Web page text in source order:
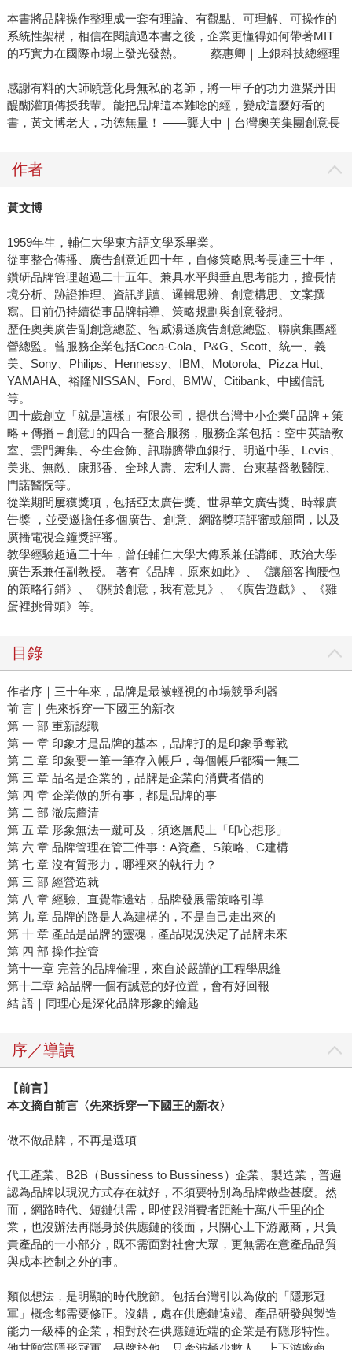
本書將品牌操作整理成一套有理論、有觀點、可理解、可操作的
系統性架構，相信在閱讀過本書之後，企業更懂得如何帶著MIT
的巧實力在國際市場上發光發熱。 ——蔡惠卿｜上銀科技總經理
感謝有料的大師願意化身無私的老師，將一甲子的功力匯聚丹田
醍醐灌頂傳授我輩。能把品牌這本難唸的經，變成這麼好看的
書，黃文博老大，功德無量！ ——龔大中｜台灣奧美集團創意長
作者
黃文博
1959年生，輔仁大學東方語文學系畢業。
從事整合傳播、廣告創意近四十年，自修策略思考長達三十年，
鑽研品牌管理超過二十五年。兼具水平與垂直思考能力，擅長情
境分析、跡證推理、資訊判讀、邏輯思辨、創意構思、文案撰
寫。目前仍持續從事品牌輔導、策略規劃與創意發想。
歷任奧美廣告副創意總監、智威湯遜廣告創意總監、聯廣集團經
營總監。曾服務企業包括Coca-Cola、P&G、Scott、統一、義
美、Sony、Philips、Hennessy、IBM、Motorola、Pizza Hut、
YAMAHA、裕隆NISSAN、Ford、BMW、Citibank、中國信託
等。
四十歲創立「就是這樣」有限公司，提供台灣中小企業｢品牌＋策
略＋傳播＋創意｣的四合一整合服務，服務企業包括：空中英語教
室、雲門舞集、今生金飾、訊聯臍帶血銀行、明道中學、Levis、
美兆、無敵、康那香、全球人壽、宏利人壽、台東基督教醫院、
門諾醫院等。
從業期間屢獲獎項，包括亞太廣告獎、世界華文廣告獎、時報廣
告獎 ，並受邀擔任多個廣告、創意、網路獎項評審或顧問，以及
廣播電視金鐘獎評審。
教學經驗超過三十年，曾任輔仁大學大傳系兼任講師、政治大學
廣告系兼任副教授。 著有《品牌，原來如此》、《讓顧客掏腰包
的策略行銷》、《關於創意，我有意見》、《廣告遊戲》、《雞
蛋裡挑骨頭》等。
目錄
作者序｜三十年來，品牌是最被輕視的市場競爭利器
前 言｜先來拆穿一下國王的新衣
第 一 部 重新認識
第 一 章 印象才是品牌的基本，品牌打的是印象爭奪戰
第 二 章 印象要一筆一筆存入帳戶，每個帳戶都獨一無二
第 三 章 品名是企業的，品牌是企業向消費者借的
第 四 章 企業做的所有事，都是品牌的事
第 二 部 澈底釐清
第 五 章 形象無法一蹴可及，須逐層爬上「印心想形」
第 六 章 品牌管理在管三件事：A資產、S策略、C建構
第 七 章 沒有質形力，哪裡來的執行力？
第 三 部 經營造就
第 八 章 經驗、直覺靠邊站，品牌發展需策略引導
第 九 章 品牌的路是人為建構的，不是自己走出來的
第 十 章 產品是品牌的靈魂，產品現況決定了品牌未來
第 四 部 操作控管
第十一章 完善的品牌倫理，來自於嚴謹的工程學思維
第十二章 給品牌一個有誠意的好位置，會有好回報
結 語｜同理心是深化品牌形象的鑰匙
序／導讀
【前言】
本文摘自前言〈先來拆穿一下國王的新衣〉
做不做品牌，不再是選項
代工產業、B2B（Bussiness to Bussiness）企業、製造業，普遍
認為品牌以現況方式存在就好，不須要特別為品牌做些甚麼。然
而，網路時代、短鏈供需，即使跟消費者距離十萬八千里的企
業，也沒辦法再隱身於供應鏈的後面，只關心上下游廠商，只負
責產品的一小部分，既不需面對社會大眾，更無需在意產品品質
與成本控制之外的事。
類似想法，是明顯的時代脫節。包括台灣引以為傲的「隱形冠
軍」概念都需要修正。沒錯，處在供應鏈遠端、產品研發與製造
能力一級棒的企業，相對於在供應鏈近端的企業是有隱形特性。